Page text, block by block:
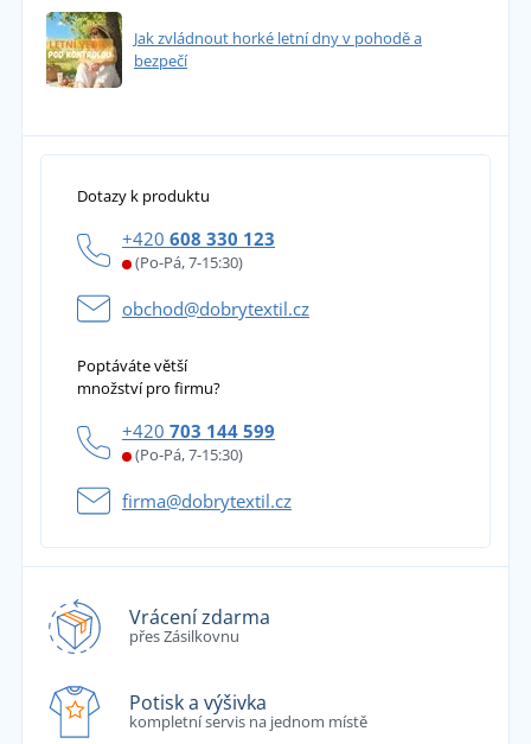
Jak zvládnout horké letní dny v pohodě a
bezpečí
Dotazy k produktu
+420 608 330 123
(Po-Pá, 7-15:30)
obchod@dobrytextil.cz
Poptáváte větší
množství pro firmu?
+420 703 144 599
(Po-Pá, 7-15:30)
firma@dobrytextil.cz
Vrácení zdarma
přes Zásilkovnu
Potisk a výšivka
kompletní servis na jednom místě